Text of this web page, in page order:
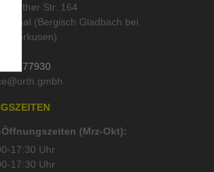
Str. 164
(Bergisch Gladbach bei
Leverkusen)
/ 977930
Öffnungszeiten (Mrz-Okt):
17:30 Uhr
17:30 Uhr